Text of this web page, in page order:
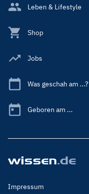
Leben & Lifestyle
Shop
Jobs
Was geschah am ...?
Geboren am ...
Footer
Impressum